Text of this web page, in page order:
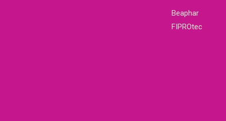
Beaphar
FIPROtec